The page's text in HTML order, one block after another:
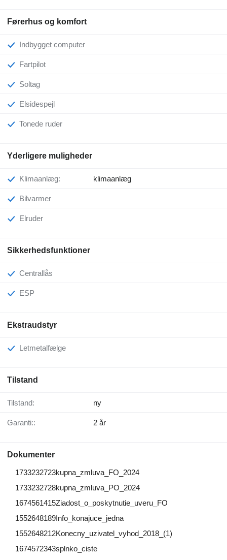
Førerhus og komfort
Indbygget computer
Fartpilot
Soltag
Elsidespejl
Tonede ruder
Yderligere muligheder
Klimaanlæg: klimaanlæg
Bilvarmer
Elruder
Sikkerhedsfunktioner
Centrallås
ESP
Ekstraudstyr
Letmetalfælge
Tilstand
Tilstand: ny
Garanti:: 2 år
Dokumenter
1733232723kupna_zmluva_FO_2024
1733232728kupna_zmluva_PO_2024
1674561415Ziadost_o_poskytnutie_uveru_FO
1552648189Info_konajuce_jedna
1552648212Konecny_uzivatel_vyhod_2018_(1)
1674572343splnko_ciste